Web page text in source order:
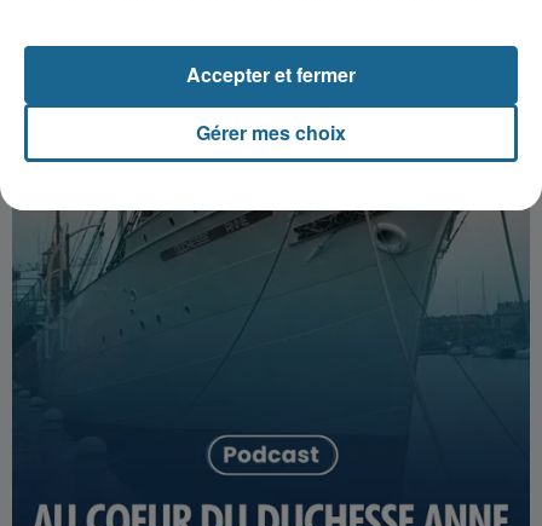
Gérer mes choix
Accepter et fermer